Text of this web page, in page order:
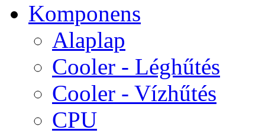
Komponens
Alaplap
Cooler - Léghűtés
Cooler - Vízhűtés
CPU